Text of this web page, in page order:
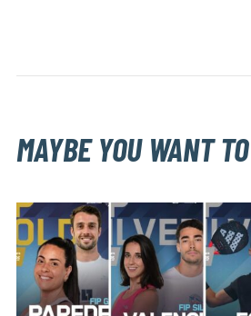
MAYBE YOU WANT